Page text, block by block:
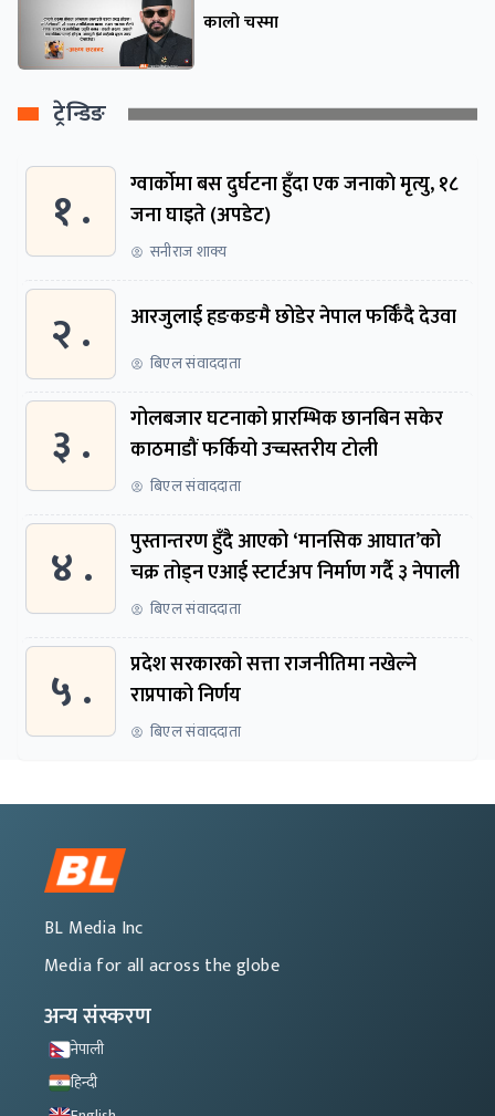
कालो चस्मा
ट्रेन्डिङ
१ .
ग्वार्काेमा बस दुर्घटना हुँदा एक जनाकाे मृत्यु, १८
जना घाइते (अपडेट)
सनीराज शाक्य
२ . आरजुलाई हङकङमै छोडेर नेपाल फर्किँदै देउवा
बिएल संवाददाता
३ .
गोलबजार घटनाको प्रारम्भिक छानबिन सकेर
काठमाडौं फर्कियो उच्चस्तरीय टोली
बिएल संवाददाता
४ .
पुस्तान्तरण हुँदै आएको ‘मानसिक आघात’को
चक्र तोड्न एआई स्टार्टअप निर्माण गर्दै ३ नेपाली
बिएल संवाददाता
५ .
प्रदेश सरकारको सत्ता राजनीतिमा नखेल्ने
राप्रपाको निर्णय
बिएल संवाददाता
BL Media Inc
Media for all across the globe
अन्य संस्करण
नेपाली
हिन्दी